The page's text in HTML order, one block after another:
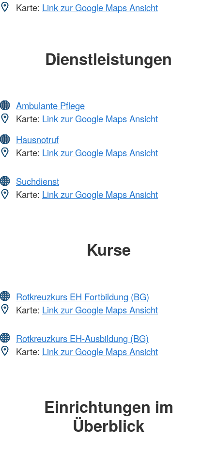
Karte: Link zur Google Maps Ansicht
Dienstleistungen
Ambulante Pflege
Karte: Link zur Google Maps Ansicht
Hausnotruf
Karte: Link zur Google Maps Ansicht
Suchdienst
Karte: Link zur Google Maps Ansicht
Kurse
Rotkreuzkurs EH Fortbildung (BG)
Karte: Link zur Google Maps Ansicht
Rotkreuzkurs EH-Ausbildung (BG)
Karte: Link zur Google Maps Ansicht
Einrichtungen im
Überblick